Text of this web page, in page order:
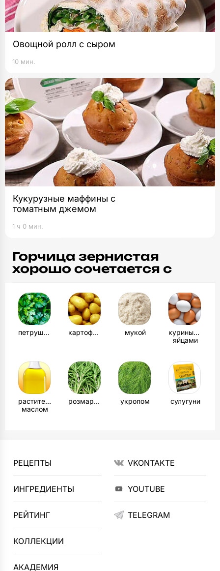
Овощной ролл с сыром
10 мин.
Кукурузные маффины с
томатным джемом
1 ч 0 мин.
Горчица зернистая
хорошо сочетается с
петрушкой картофелем мукой
куриными
яйцами
растительным
маслом
розмарином укропом сулугуни
РЕЦЕПТЫ
ИНГРЕДИЕНТЫ
РЕЙТИНГ
КОЛЛЕКЦИИ
АКАДЕМИЯ
VKONTAKTE
YOUTUBE
TELEGRAM